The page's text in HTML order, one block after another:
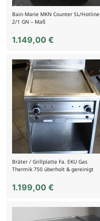
Bain Marie MKN Counter SL/Hotline
2/1 GN – Maß
1.149,00 €
Bräter / Grillplatte Fa. EKU Gas
Thermik 750 überholt & gereinigt
1.199,00 €